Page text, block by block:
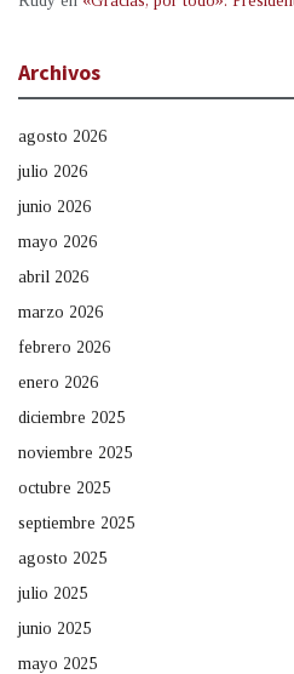
Archivos
agosto 2026
julio 2026
junio 2026
mayo 2026
abril 2026
marzo 2026
febrero 2026
enero 2026
diciembre 2025
noviembre 2025
octubre 2025
septiembre 2025
agosto 2025
julio 2025
junio 2025
mayo 2025